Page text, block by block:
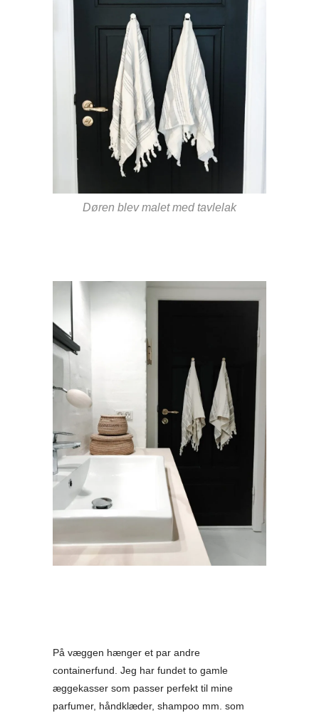
Døren blev malet med tavlelak
På væggen hænger et par andre
containerfund. Jeg har fundet to gamle
æggekasser som passer perfekt til mine
parfumer, håndklæder, shampoo mm. som